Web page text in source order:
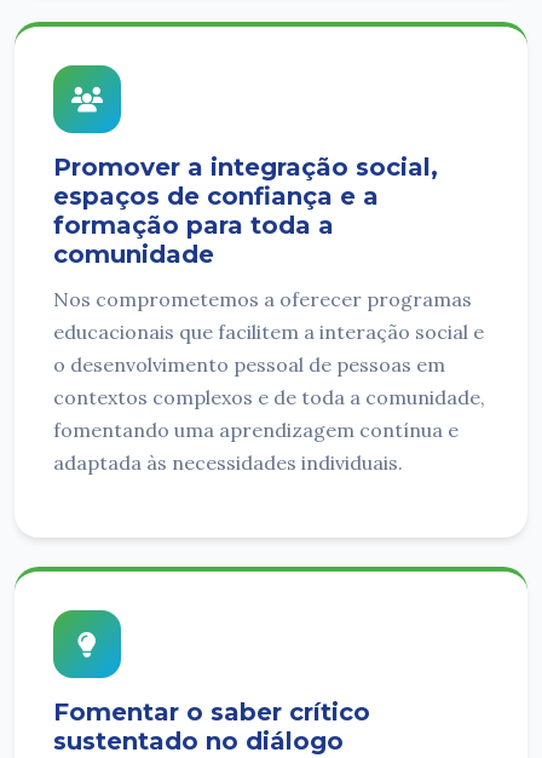
Promover a integração social,
espaços de confiança e a
formação para toda a
comunidade
Nos comprometemos a oferecer programas
educacionais que facilitem a interação social e
o desenvolvimento pessoal de pessoas em
contextos complexos e de toda a comunidade,
fomentando uma aprendizagem contínua e
adaptada às necessidades individuais.
Fomentar o saber crítico
sustentado no diálogo